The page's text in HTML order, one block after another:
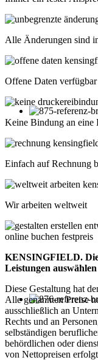
Alle Änderungen sind
Offene Daten verfügbar
Keine Bindung an eine
Einfach auf Rechnung
Wir arbeiten weltweit
KENSINGFIELD.
Leistungen
Diese Gestaltung hat
Alle genannten Preise
ausschließlich an
Rechts und an
selbständigen
behördlichen oder
von Nettopreisen